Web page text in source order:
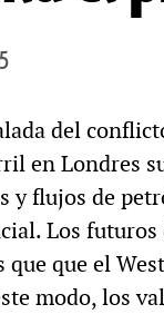
del
en Londres
y flujos de
Los
que el
modo, los